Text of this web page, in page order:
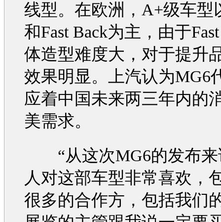
线型。在欧洲，A+级车型
和Fast Back为主，由于
体造型难度大，对于提升
效果明显。上汽认为MG6
应着中国未来两三年内的
美需求。
“从这次MG6的发布
人对这部车型非常喜欢，
很多的合作方，包括我们